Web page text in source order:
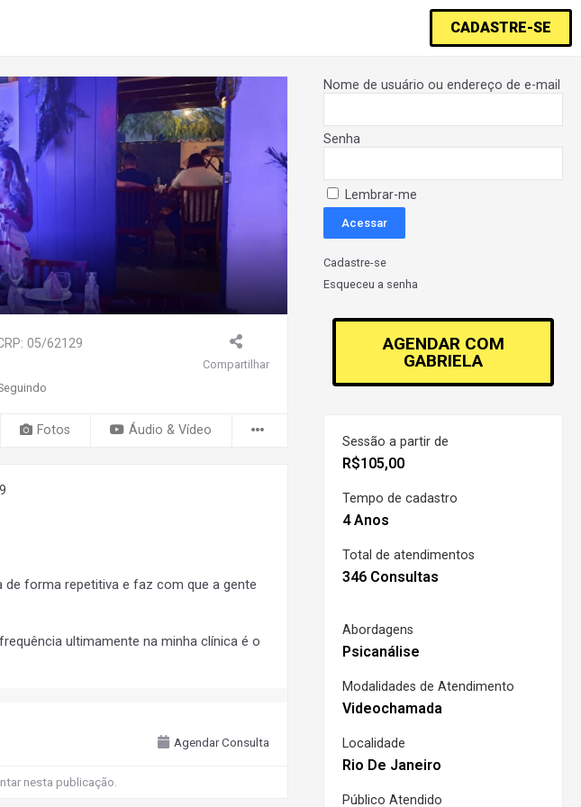
CADASTRE-SE
05/62129
Compartilhar
Fotos Áudio & Vídeo
forma repetitiva e faz com que a gente
ultimamente na minha clínica é o
Agendar Consulta
nesta publicação.
Nome de usuário ou endereço de e-mail
Senha
Lembrar-me
Cadastre-se
Esqueceu a senha
AGENDAR COM
GABRIELA
Sessão a partir de
R$105,00
Tempo de cadastro
4 Anos
Total de atendimentos
346 Consultas
Abordagens
Psicanálise
Modalidades de Atendimento
Videochamada
Localidade
Rio De Janeiro
Público Atendido